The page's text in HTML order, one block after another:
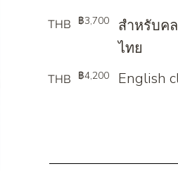
สำหรับค
ไทย
THB ฿3,700
English
THB ฿4,200